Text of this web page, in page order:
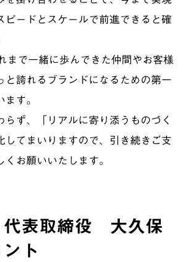
ピードとスケールで前進できると確
まで一緒に歩んできた仲間やお客様
と誇れるブランドになるための第一
す。
らず、「リアルに寄り添うものづく
してまいりますので、引き続きご支
くお願いいたします。
表取締役 大久保
ト